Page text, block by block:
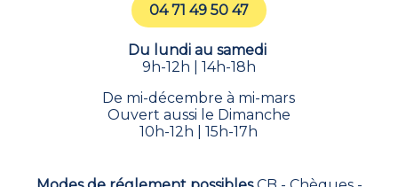
04 71 49 50 47
Du lundi au samedi
9h-12h | 14h-18h
De mi-décembre à mi-mars
Ouvert aussi le Dimanche
10h-12h | 15h-17h